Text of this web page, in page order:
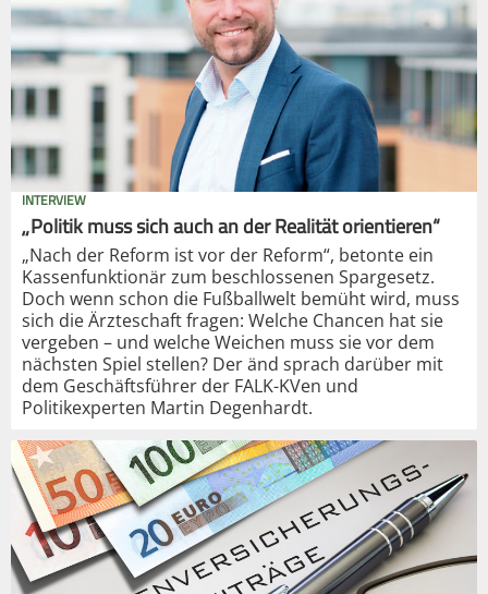
INTERVIEW
„Politik muss sich auch an der Realität orientieren“
„Nach der Reform ist vor der Reform“, betonte ein
Kassenfunktionär zum beschlossenen Spargesetz.
Doch wenn schon die Fußballwelt bemüht wird, muss
sich die Ärzteschaft fragen: Welche Chancen hat sie
vergeben – und welche Weichen muss sie vor dem
nächsten Spiel stellen? Der änd sprach darüber mit
dem Geschäftsführer der FALK-KVen und
Politikexperten Martin Degenhardt.